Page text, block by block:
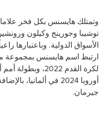
وتمتلك هايسنس بكل فخر
توشيبا وجورينج وكيلون
الأسواق الدولية. وباعتبارها
ارتبط اسم هايسنس بمجموعة
لكرة القدم 2022،
أوروبا 2024 في
جيرمان.